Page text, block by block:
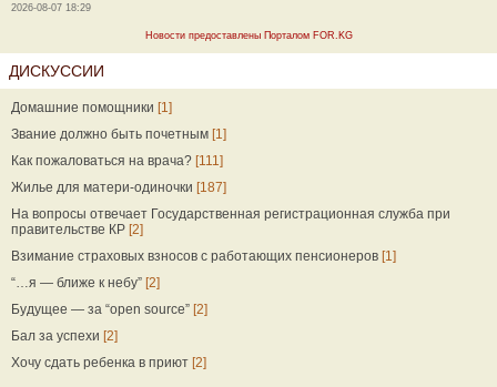
2026-08-07 18:29
Новости предоставлены Порталом FOR.KG
ДИСКУССИИ
Домашние помощники [1]
Звание должно быть почетным [1]
Как пожаловаться на врача? [111]
Жилье для матери-одиночки [187]
На вопросы отвечает Государственная регистрационная служба при
правительстве КР [2]
Взимание страховых взносов с работающих пенсионеров [1]
“…я — ближе к небу” [2]
Будущее — за “open source” [2]
Бал за успехи [2]
Хочу сдать ребенка в приют [2]